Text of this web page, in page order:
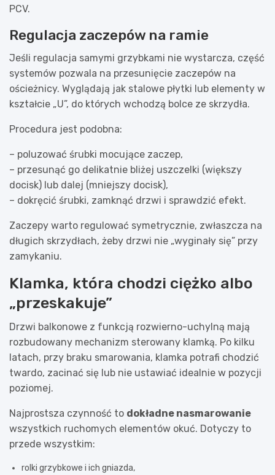
PCV.
Regulacja zaczepów na ramie
Jeśli regulacja samymi grzybkami nie wystarcza, część
systemów pozwala na przesunięcie zaczepów na
ościeżnicy. Wyglądają jak stalowe płytki lub elementy w
kształcie „U”, do których wchodzą bolce ze skrzydła.
Procedura jest podobna:
– poluzować śrubki mocujące zaczep,
– przesunąć go delikatnie bliżej uszczelki (większy
docisk) lub dalej (mniejszy docisk),
– dokręcić śrubki, zamknąć drzwi i sprawdzić efekt.
Zaczepy warto regulować symetrycznie, zwłaszcza na
długich skrzydłach, żeby drzwi nie „wyginały się” przy
zamykaniu.
Klamka, która chodzi ciężko albo
„przeskakuje”
Drzwi balkonowe z funkcją rozwierno-uchylną mają
rozbudowany mechanizm sterowany klamką. Po kilku
latach, przy braku smarowania, klamka potrafi chodzić
twardo, zacinać się lub nie ustawiać idealnie w pozycji
poziomej.
Najprostsza czynność to dokładne nasmarowanie
wszystkich ruchomych elementów okuć. Dotyczy to
przede wszystkim:
rolki grzybkowe i ich gniazda,